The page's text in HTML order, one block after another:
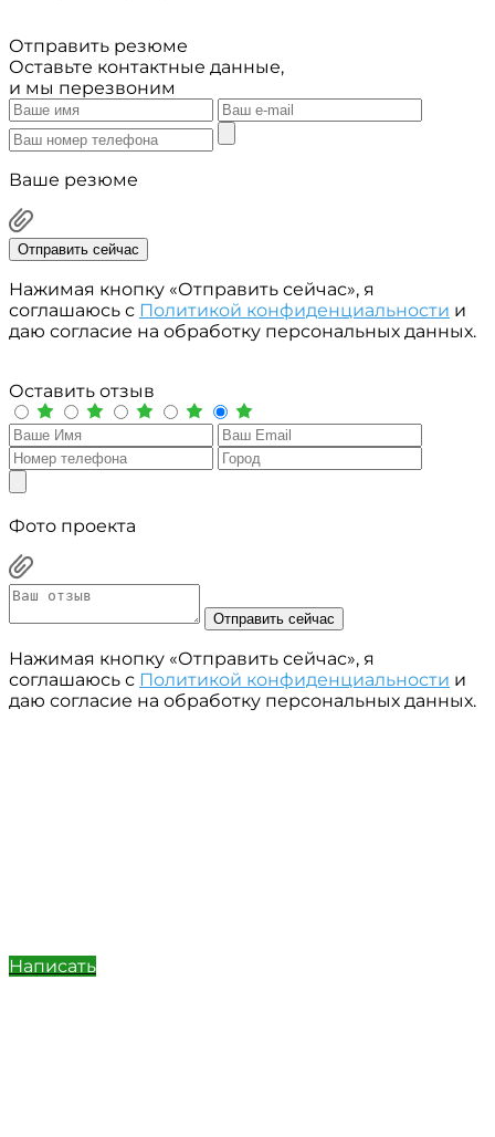
Отправить резюме
Оставьте контактные данные,
и мы перезвоним
Ваше резюме
Отправить сейчас
Нажимая кнопку «Отправить сейчас», я
соглашаюсь с Политикой конфиденциальности и
даю согласие на обработку персональных данных.
Оставить отзыв
Фото проекта
Отправить сейчас
Нажимая кнопку «Отправить сейчас», я
соглашаюсь с Политикой конфиденциальности и
даю согласие на обработку персональных данных.
Написать